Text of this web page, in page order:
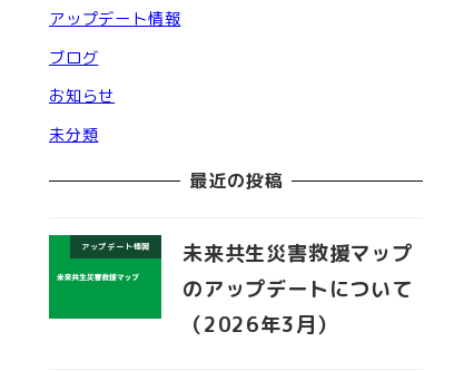
アップデート情報
ブログ
お知らせ
未分類
最近の投稿
アップデート情報
未来共生災害救援マップ
のアップデートについて
（2026年3月）